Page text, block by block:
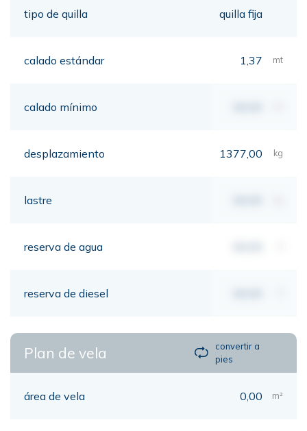
tipo de quilla quilla fija
calado estándar 1,37 mt
calado mínimo
desplazamiento 1377,00 kg
lastre
reserva de agua
reserva de diesel
Plan de vela
convertir a
pies
área de vela 0,00 m²